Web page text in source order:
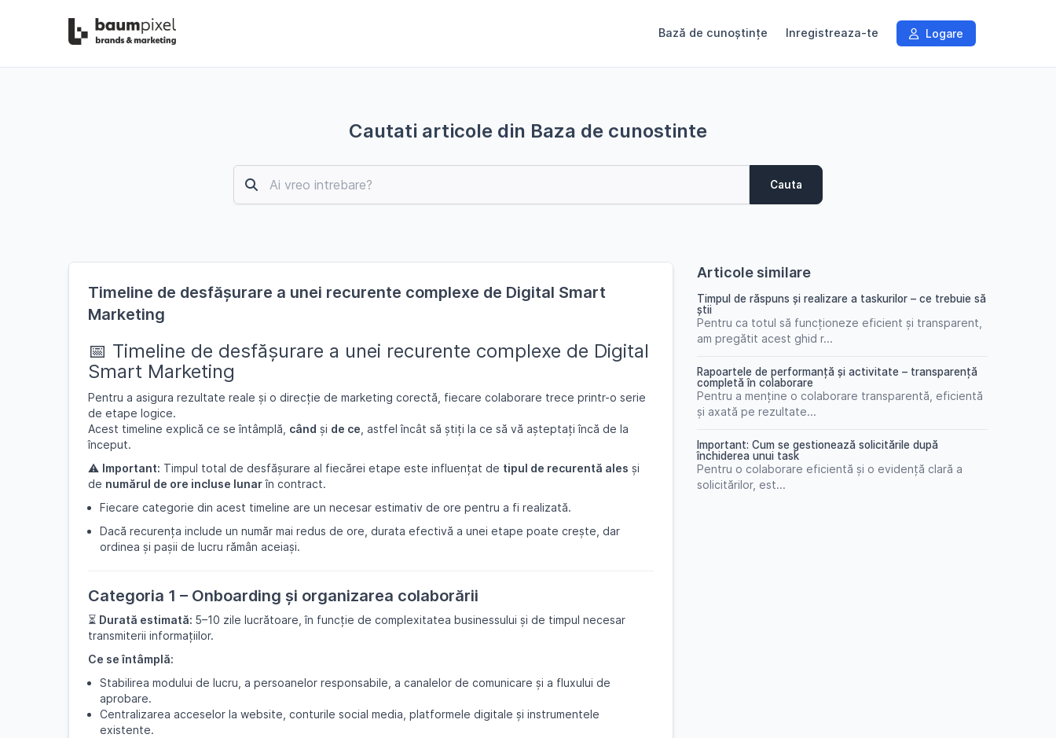
Bază de cunoștințe Inregistreaza-te Logare
Cautati articole din Baza de cunostinte
Cauta
Timeline de desfășurare a unei recurente complexe de Digital Smart
Marketing
📅 Timeline de desfășurare a unei recurente complexe de Digital
Smart Marketing
Pentru a asigura rezultate reale și o direcție de marketing corectă, fiecare colaborare trece printr-o serie
de etape logice.
Acest timeline explică ce se întâmplă, când și de ce , astfel încât să știți la ce să vă așteptați încă de la
început.
⚠️ Important: Timpul total de desfășurare al fiecărei etape este influențat de tipul de recurentă ales și
de numărul de ore incluse lunarîn contract.
Fiecare categorie din acest timeline are un necesar estimativ de ore pentru a fi realizată.
Dacă recurența include un număr mai redus de ore, durata efectivă a unei etape poate crește, dar
ordinea și pașii de lucru rămân aceiași.
Categoria 1 – Onboarding și organizarea colaborării
⏳ Durată estimată: 5–10 zile lucrătoare, în funcție de complexitatea businessului și de timpul necesar
transmiterii informațiilor.
Ce se întâmplă:
Stabilirea modului de lucru, a persoanelor responsabile, a canalelor de comunicare și a fluxului de
aprobare.
Centralizarea acceselor la website, conturile social media, platformele digitale și instrumentele
existente.
Articole similare
Timpul de răspuns și realizare a taskurilor – ce trebuie să
știi
Pentru ca totul să funcționeze eficient și transparent,
am pregătit acest ghid r...
Rapoartele de performanță și activitate – transparență
completă în colaborare
Pentru a menține o colaborare transparentă, eficientă
și axată pe rezultate...
Important: Cum se gestionează solicitările după
închiderea unui task
Pentru o colaborare eficientă și o evidență clară a
solicitărilor, est...